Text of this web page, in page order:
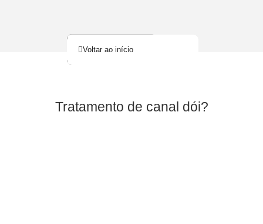
Voltar ao início
Tratamento de canal dói?